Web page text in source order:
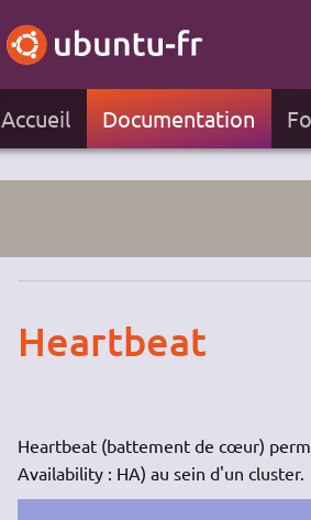
Accueil Documentation
Heartbeat
Heartbeat (battement de cœur)
Availability : HA) au sein d'un cluster.